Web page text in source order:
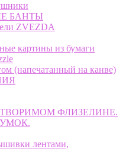
БАНТЫ
ZVEZDA
картины из бумаги
(напечатанный на канве)
ФЛИЗЕЛИНЕ.
лентами,